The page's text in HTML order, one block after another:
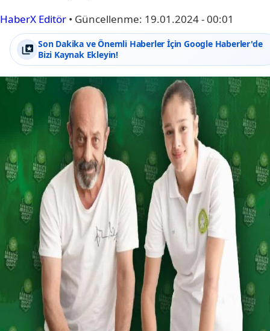
HaberX Editör • Güncellenme: 19.01.2024 - 00:01
Son Dakika ve Önemli Haberler İçin Google Haberler'de
Bizi Kaynak Ekleyin!